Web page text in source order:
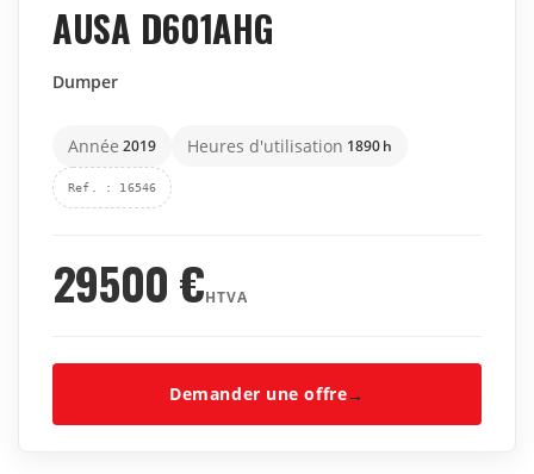
AUSA D601AHG
Dumper
Année 2019 Heures d'utilisation 1890h
Ref. : 16546
29500€HTVA
Demander une offre→